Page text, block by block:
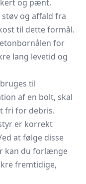
og pænt.
støv og affald fra
til dette formål.
for
lang levetid og
til
af en bolt, skal
fri for debris.
er korrekt
at følge disse
kan du forlænge
fremtidige,